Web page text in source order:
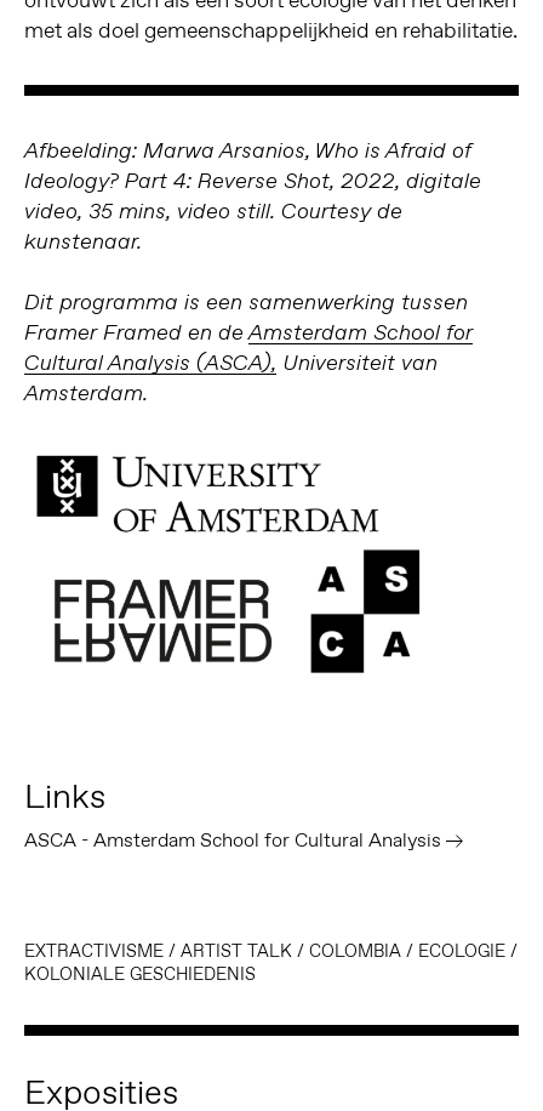
met als doel gemeenschappelijkheid en rehabilitatie.
Afbeelding: Marwa Arsanios, Who is Afraid of
Ideology? Part 4: Reverse Shot, 2022, digitale
video, 35 mins, video still. Courtesy de
kunstenaar.
Dit programma is een samenwerking tussen
Framer Framed en deAmsterdam School for
Cultural Analysis (ASCA), Universiteit van
Amsterdam.
Links
ASCA - Amsterdam School for Cultural Analysis
EXTRACTIVISME/ ARTIST TALK/ COLOMBIA/ ECOLOGIE/
KOLONIALE GESCHIEDENIS
Exposities